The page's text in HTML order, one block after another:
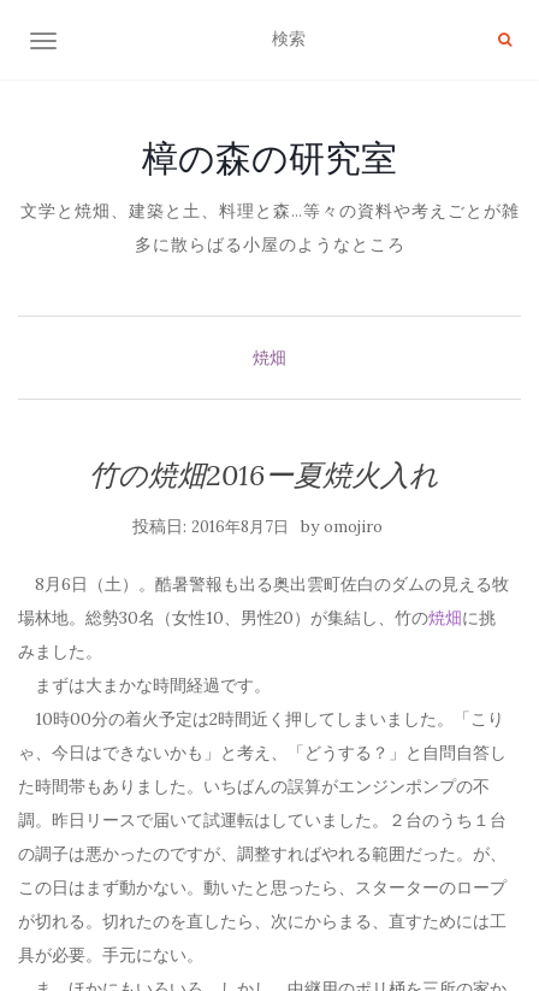
ナビゲーション切り替え
樟の森の研究室
文学と焼畑、建築と土、料理と森…等々の資料や考えごとが雑
多に散らばる小屋のようなところ
焼畑
竹の焼畑2016ー夏焼火入れ
投稿日: 2016年8月7日 byomojiro
8月6日（土）。酷暑警報も出る奥出雲町佐白のダムの見える牧
場林地。総勢30名（女性10、男性20）が集結し、竹の焼畑に挑
みました。
まずは大まかな時間経過です。
10時00分の着火予定は2時間近く押してしまいました。「こり
ゃ、今日はできないかも」と考え、「どうする？」と自問自答し
た時間帯もありました。いちばんの誤算がエンジンポンプの不
調。昨日リースで届いて試運転はしていました。２台のうち１台
の調子は悪かったのですが、調整すればやれる範囲だった。が、
この日はまず動かない。動いたと思ったら、スターターのロープ
が切れる。切れたのを直したら、次にからまる、直すためには工
具が必要。手元にない。